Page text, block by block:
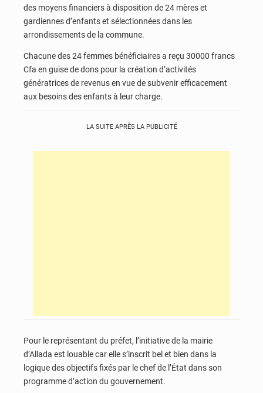
des moyens financiers à disposition de 24 mères et
gardiennes d’enfants et sélectionnées dans les
arrondissements de la commune.
Chacune des 24 femmes bénéficiaires a reçu 30000 francs
Cfa en guise de dons pour la création d’activités
génératrices de revenus en vue de subvenir efficacement
aux besoins des enfants à leur charge.
LA SUITE APRÈS LA PUBLICITÉ
Pour le représentant du préfet, l’initiative de la mairie
d’Allada est louable car elle s’inscrit bel et bien dans la
logique des objectifs fixés par le chef de l’État dans son
programme d’action du gouvernement.